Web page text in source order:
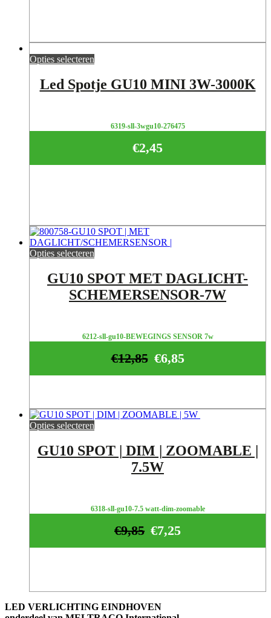
Opties selecteren
Led Spotje GU10 MINI 3W-3000K
6319-sll-3wgu10-276475
€2,45
Opties selecteren
GU10 SPOT MET DAGLICHT-
SCHEMERSENSOR-7W
6212-sll-gu10-BEWEGINGS SENSOR 7w
€6,85
€12,85
Opties selecteren
GU10 SPOT | DIM | ZOOMABLE |
7.5W
6318-sll-gu10-7.5 watt-dim-zoomable
€7,25
€9,85
LED VERLICHTING EINDHOVEN